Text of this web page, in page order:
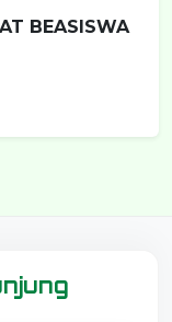
BEASISWA